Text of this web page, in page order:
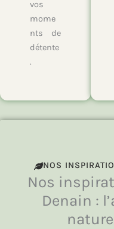
vos
mome
nts de
détente
.
NOS
Nos
Denain :